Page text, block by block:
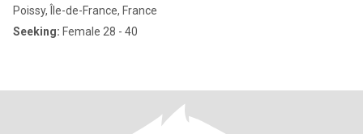
Poissy, Île-de-France, France
Seeking: Female 28 - 40